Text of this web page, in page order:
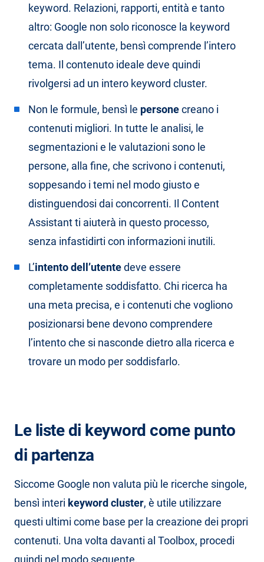
keyword. Relazioni, rapporti, entità e tanto
altro: Google non solo riconosce la keyword
cercata dall’utente, bensì comprende l’intero
tema. Il contenuto ideale deve quindi
rivolgersi ad un intero keyword cluster.
Non le formule, bensì le personecreano i
contenuti migliori. In tutte le analisi, le
segmentazioni e le valutazioni sono le
persone, alla fine, che scrivono i contenuti,
soppesando i temi nel modo giusto e
distinguendosi dai concorrenti. Il Content
Assistant ti aiuterà in questo processo,
senza infastidirti con informazioni inutili.
L’intento dell’utentedeve essere
completamente soddisfatto. Chi ricerca ha
una meta precisa, e i contenuti che vogliono
posizionarsi bene devono comprendere
l’intento che si nasconde dietro alla ricerca e
trovare un modo per soddisfarlo.
Le liste di keyword come punto
di partenza
Siccome Google non valuta più le ricerche singole,
bensì interi keyword cluster, è utile utilizzare
questi ultimi come base per la creazione dei propri
contenuti. Una volta davanti al Toolbox, procedi
quindi nel modo seguente.